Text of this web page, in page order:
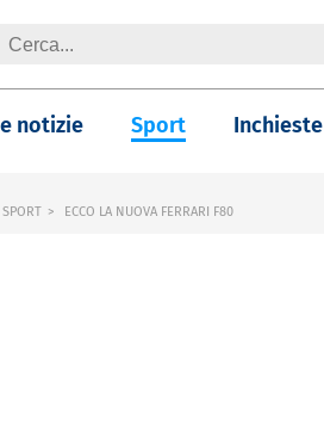
notizie Sport Inchieste
SPORT ECCO LA NUOVA FERRARI F80